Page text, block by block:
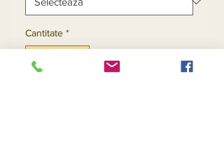
Cantitate *